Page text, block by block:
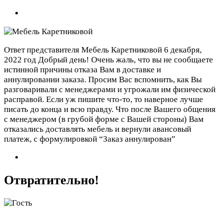
Ответ представителя Мебель Каретниковой 6 декабря,
2022 год Добрый день! Очень жаль, что вы не сообщаете
истинной причины отказа Вам в доставке и
аннулировании заказа. Просим Вас вспомнить, как Вы
разговаривали с менеджерами и угрожали им физической
расправой. Если уж пишите что-то, то наверное лучше
писать до конца и всю правду. Что после Вашего общения
с менеджером (в грубой форме с Вашей стороны) Вам
отказались доставлять мебель и вернули авансовый
платеж, с формулировкой “Заказ аннулирован”
Отвратительно!